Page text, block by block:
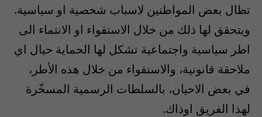
تطال بعض المواطنين لاسباب شخصية او سياسية.
ويتحقق لها ذلك من خلال الاستقواء او الانتماء الى
اطر سياسية واجتماعية تشكل لها الحماية حيال اي
ملاحقة قانونية، والاستقواء من خلال هذه الأطر،
في بعض الاحيان، بالسلطات الرسمية المسخّرة
لهذا الفريق اوذاك.